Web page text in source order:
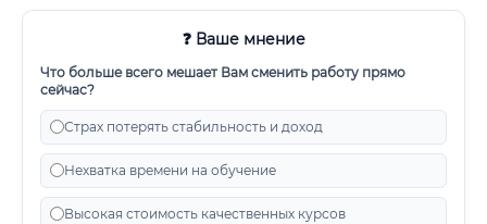
❓ Ваше мнение
Что больше всего мешает Вам сменить работу прямо
сейчас?
Страх потерять стабильность и доход
Нехватка времени на обучение
Высокая стоимость качественных курсов